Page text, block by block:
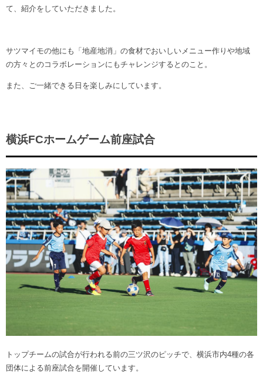
て、紹介をしていただきました。
サツマイモの他にも「地産地消」の食材でおいしいメニュー作りや地域
の方々とのコラボレーションにもチャレンジするとのこと。
また、ご一緒できる日を楽しみにしています。
横浜FCホームゲーム前座試合
トップチームの試合が行われる前の三ツ沢のピッチで、横浜市内4種の各
団体による前座試合を開催しています。